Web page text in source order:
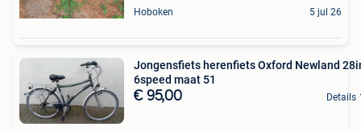
Hoboken 5 jul 26
Jongensfiets herenfiets Oxford Newland
6speed maat 51
€ 95,00 Details